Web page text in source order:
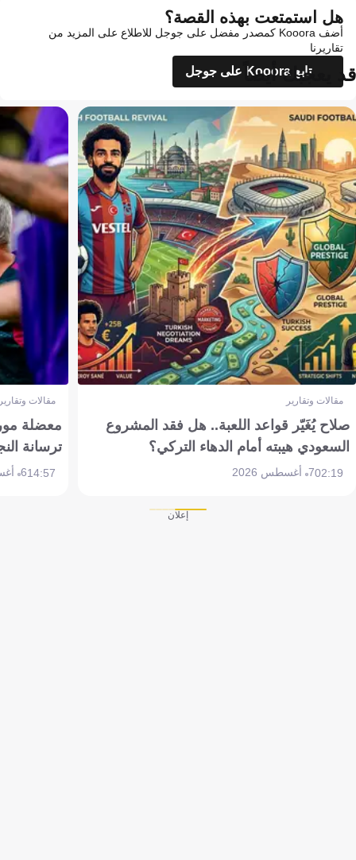
هل استمتعت بهذه القصة؟
أضف Kooora كمصدر مفضل على جوجل للاطلاع على المزيد من
تقاريرنا
تابع Kooora على جوجل
قد يعجبك أيضاً
مقالات وتقارير
صلاح يُغَيّر قواعد اللعبة.. هل فقد المشروع
السعودي هيبته أمام الدهاء التركي؟
02:197 أغسطس 2026
مقالات
معضلة
ترسانة
14:576 أغسطس 2026
إعلان